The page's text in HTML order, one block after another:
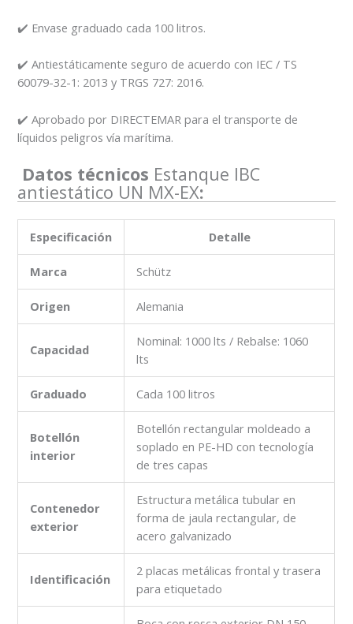
✔️ Envase graduado cada 100 litros.
✔️ Antiestáticamente seguro de acuerdo con IEC / TS
60079-32-1: 2013 y TRGS 727: 2016.
✔️ Aprobado por DIRECTEMAR para el transporte de
líquidos peligros vía marítima.
Datos técnicos Estanque IBC
antiestático UN MX-EX:
Especificación Detalle
Marca Schütz
Origen Alemania
Capacidad
Nominal: 1000 lts / Rebalse: 1060
lts
Graduado Cada 100 litros
Botellón
interior
Botellón rectangular moldeado a
soplado en PE-HD con tecnología
de tres capas
Contenedor
exterior
Estructura metálica tubular en
forma de jaula rectangular, de
acero galvanizado
Identificación
2 placas metálicas frontal y trasera
para etiquetado